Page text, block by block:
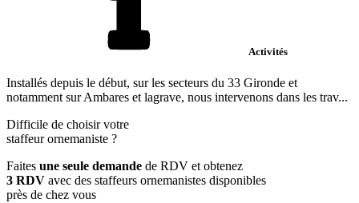
Activités
Installés depuis le début, sur les secteurs du 33 Gironde et
notamment sur Ambares et lagrave, nous intervenons dans les trav...
Difficile de choisir votre
staffeur ornemaniste ?
Faites une seule demande de RDV et obtenez
3 RDV avec des staffeurs ornemanistes disponibles
près de chez vous